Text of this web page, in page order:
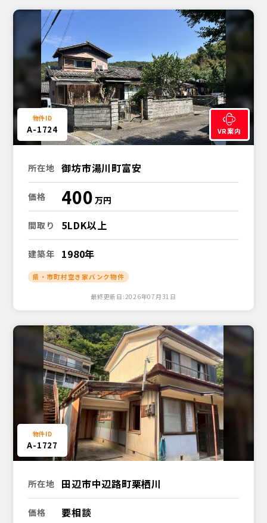
A-1724 VR案内
所在地 御坊市湯川町富安
価格 400
間取り 5LDK以上
建築年 1980年
県・市町村空き家バンク物件
最終更新日:2026年07月31日
A-1727
所在地 田辺市中辺路町栗栖川
価格 要相談